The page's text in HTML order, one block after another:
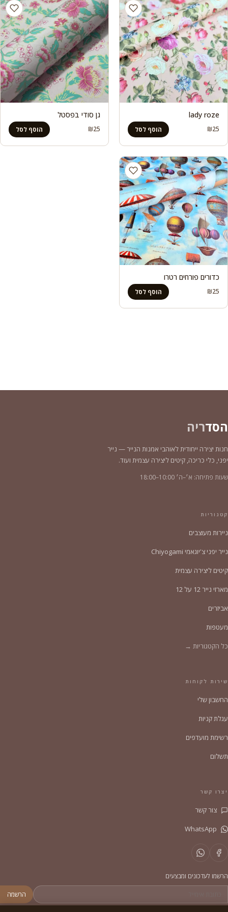
lady roze
₪25 הוסף לסל
גן סודי בפסטל
₪25 הוסף לסל
כדורים פורחים רטרו
₪25 הוסף לסל
הסדריה
חנות יצירה ייחודית לאוהבי אמנות הנייר — נייר
יפני, כלי כריכה, קיטים ליצירה עצמית ועוד.
שעות פתיחה: א׳–ה׳ 10:00–18:00
קטגוריות
ניירות מעוצבים
נייר יפני צ'יוגאמי Chiyogami
קיטים ליצירה עצמית
מארזי נייר 12 על 12
אביזרים
מעטפות
כל הקטגוריות →
שירות לקוחות
החשבון שלי
עגלת קניות
רשימת מועדפים
תשלום
יצרו קשר
צור קשר
הרשמו לעדכונים ומבצעים
הרשמה